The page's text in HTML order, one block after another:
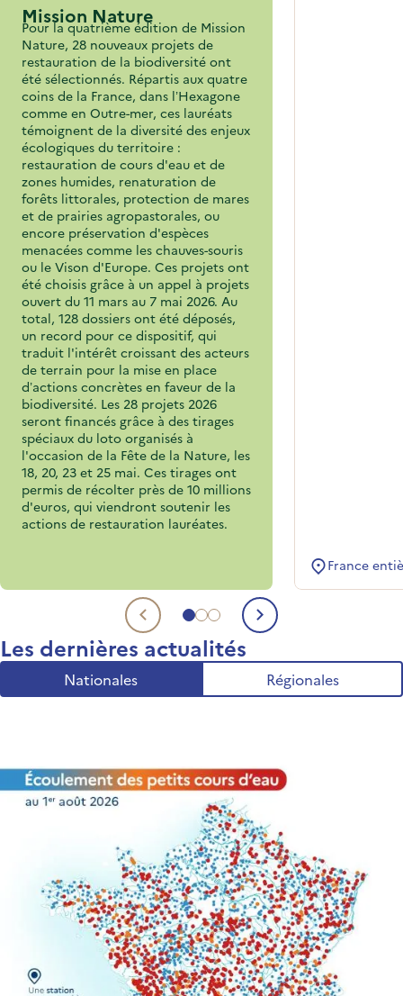
Aller au sujet 1
Aller au sujet 2
Aller au sujet 3
Mission Nature
Pour la quatrième édition de Mission
Nature, 28 nouveaux projets de
restauration de la biodiversité ont
été sélectionnés. Répartis aux quatre
coins de la France, dans l’Hexagone
comme en Outre-mer, ces lauréats
témoignent de la diversité des enjeux
écologiques du territoire :
restauration de cours d'eau et de
zones humides, renaturation de
forêts littorales, protection de mares
et de prairies agropastorales, ou
encore préservation d'espèces
menacées comme les chauves-souris
ou le Vison d'Europe. Ces projets ont
été choisis grâce à un appel à projets
ouvert du 11 mars au 7 mai 2026. Au
total, 128 dossiers ont été déposés,
un record pour ce dispositif, qui
traduit l'intérêt croissant des acteurs
de terrain pour la mise en place
d’actions concrètes en faveur de la
biodiversité. Les 28 projets 2026
seront financés grâce à des tirages
spéciaux du loto organisés à
l'occasion de la Fête de la Nature, les
18, 20, 23 et 25 mai. Ces tirages ont
permis de récolter près de 10 millions
d'euros, qui viendront soutenir les
actions de restauration lauréates.
France
Sujet précédentSujet suivant
Les dernières actualités
Nationales Régionales